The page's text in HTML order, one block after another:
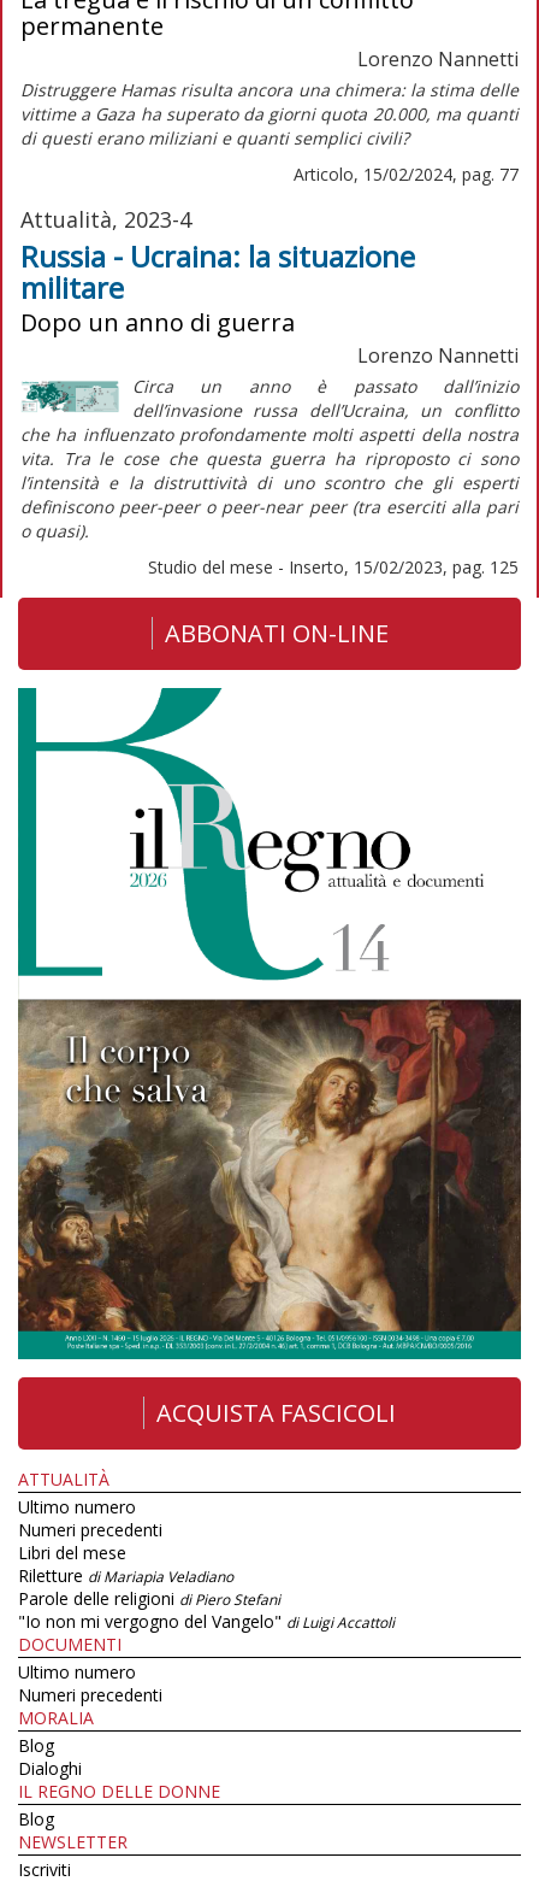
permanente
Lorenzo Nannetti
Distruggere Hamas risulta ancora una chimera: la stima delle
vittime a Gaza ha superato da giorni quota 20.000, ma quanti
di questi erano miliziani e quanti semplici civili?
Articolo, 15/02/2024, pag. 77
Attualità, 2023-4
Russia - Ucraina: la situazione
militare
Dopo un anno di guerra
Lorenzo Nannetti
Circa un anno è passato dall’inizio
dell’invasione russa dell’Ucraina, un conflitto
che ha influenzato profondamente molti aspetti della nostra
vita. Tra le cose che questa guerra ha riproposto ci sono
l’intensità e la distruttività di uno scontro che gli esperti
definiscono peer-peero peer-near peer(tra eserciti alla pari
o quasi).
Studio del mese - Inserto, 15/02/2023, pag. 125
ABBONATI ON-LINE
ACQUISTA FASCICOLI
ATTUALITÀ
Ultimo numero
Numeri precedenti
Libri del mese
Riletture di Mariapia Veladiano
Parole delle religioni di Piero Stefani
"Io non mi vergogno del Vangelo" di Luigi Accattoli
DOCUMENTI
Ultimo numero
Numeri precedenti
MORALIA
Blog
Dialoghi
IL REGNO DELLE DONNE
Blog
NEWSLETTER
Iscriviti